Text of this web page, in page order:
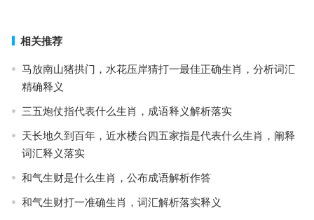
相关推荐
马放南山猪拱门，水花压岸猜打一最佳正确生肖，分析词汇
精确释义
三五炮仗指代表什么生肖，成语释义解析落实
天长地久到百年，近水楼台四五家指是代表什么生肖，阐释
词汇释义落实
和气生财是什么生肖，公布成语解析作答
和气生财打一准确生肖，词汇解析落实释义